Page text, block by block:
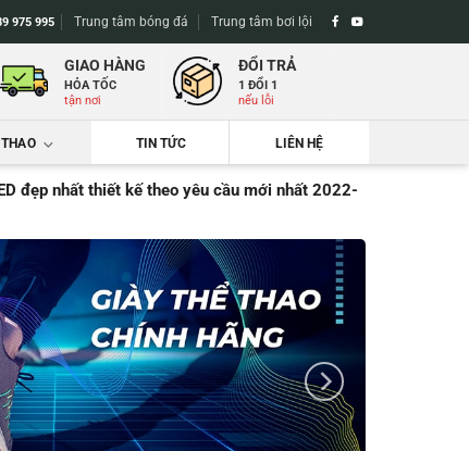
975 995 Trung tâm bóng đá Trung tâm bơi lội
GIAO HÀNG
HỎA TỐC
tận nơi
ĐỔI TRẢ
1 ĐỔI 1
nếu lỗi
TIN TỨC LIÊN HỆ
đẹp nhất thiết kế theo yêu cầu mới nhất 2022-